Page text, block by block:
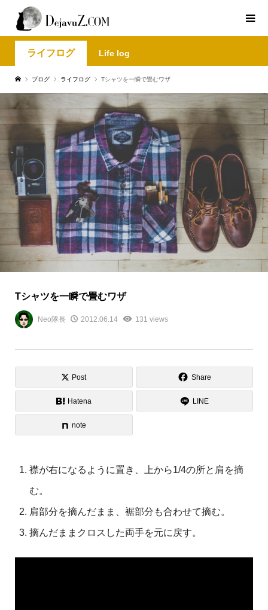
ライフログ Life log
ブログ ライフログ Tシャツを一瞬で畳むワザ
Tシャツを一瞬で畳むワザ
Neo隊長 2012.06.14 131 views
Post Share
Hatena LINE
note
襟が右になるように置き、上から1/4の所と肩を摘
む。
肩部分を摘んだまま、裾部分も合わせて摘む。
摘んだままクロスした両手を元に戻す。